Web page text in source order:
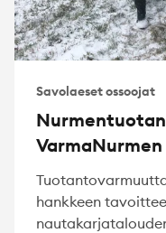
Savolaeset ossoojat
hankkeen